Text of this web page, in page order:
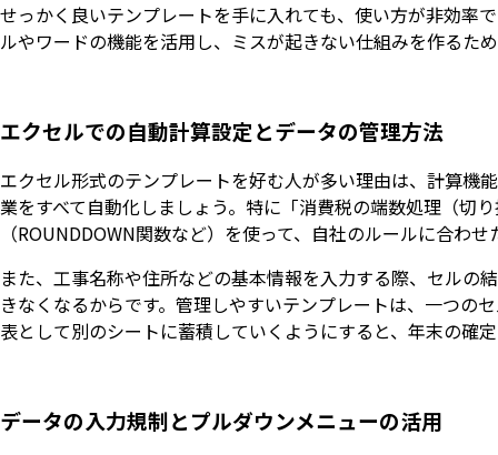
せっかく良いテンプレートを手に入れても、使い方が非効率
ルやワードの機能を活用し、ミスが起きない仕組みを作るた
エクセルでの自動計算設定とデータの管理方法
エクセル形式のテンプレートを好む人が多い理由は、計算機
業をすべて自動化しましょう。特に「消費税の端数処理（切
（ROUNDDOWN関数など）を使って、自社のルールに合わ
また、工事名称や住所などの基本情報を入力する際、セルの
きなくなるからです。管理しやすいテンプレートは、一つの
表として別のシートに蓄積していくようにすると、年末の確
データの入力規制とプルダウンメニューの活用